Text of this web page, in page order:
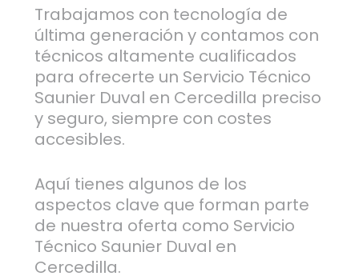
Trabajamos con tecnología de
última generación y contamos con
técnicos altamente cualificados
para ofrecerte un Servicio Técnico
Saunier Duval en Cercedilla preciso
y seguro, siempre con costes
accesibles.
Aquí tienes algunos de los
aspectos clave que forman parte
de nuestra oferta como Servicio
Técnico Saunier Duval en
Cercedilla.